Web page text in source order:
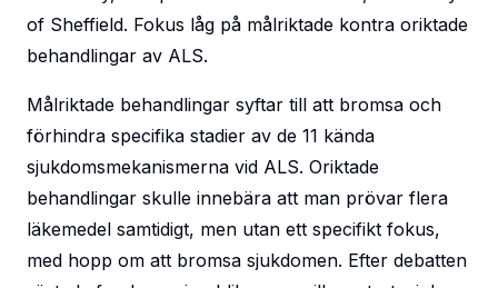
of Sheffield. Fokus låg på målriktade kontra oriktade
behandlingar av ALS.
Målriktade behandlingar syftar till att bromsa och
förhindra specifika stadier av de 11 kända
sjukdomsmekanismerna vid ALS. Oriktade
behandlingar skulle innebära att man prövar flera
läkemedel samtidigt, men utan ett specifikt fokus,
med hopp om att bromsa sjukdomen. Efter debatten